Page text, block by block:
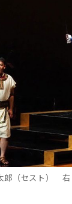
郎（セスト） 右